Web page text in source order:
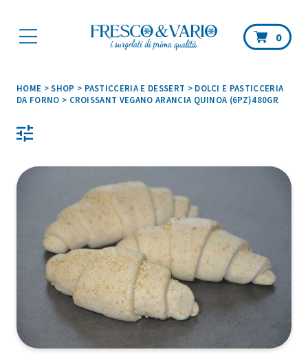
0
HOME >SHOP > PASTICCERIA E DESSERT > DOLCI E PASTICCERIA
DA FORNO > CROISSANT VEGANO ARANCIA QUINOA (6PZ)480GR